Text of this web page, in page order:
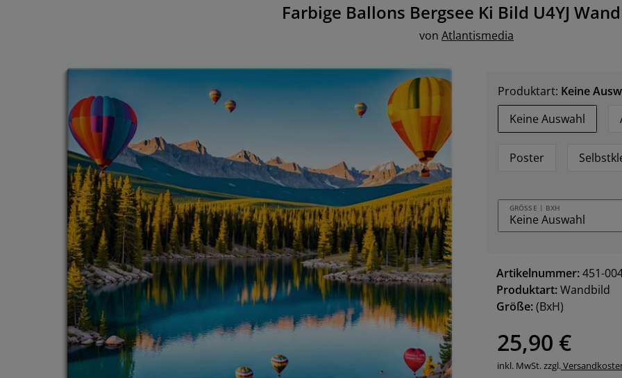
Farbige Ballons Bergsee Ki Bild U4YJ
von Atlantismedia
Produktart: Keine
Keine Auswahl
Poster
GRÖSSE | BXH
Artikelnummer:451-
Produktart:Wandbild
Größe:(BxH)
25,90 €
inkl. MwSt. zzgl.